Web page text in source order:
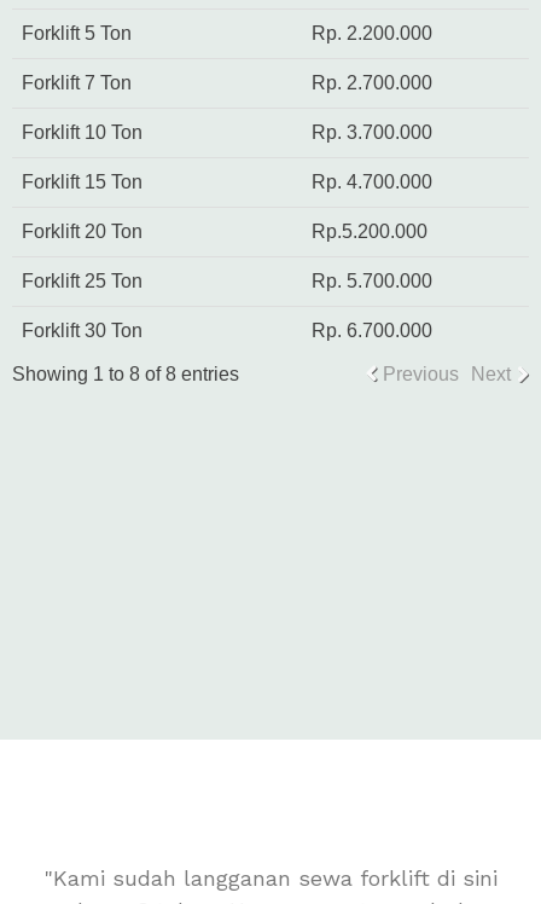
Forklift 5 Ton Rp. 2.200.000
Forklift 7 Ton Rp. 2.700.000
Forklift 10 Ton Rp. 3.700.000
Forklift 15 Ton Rp. 4.700.000
Forklift 20 Ton Rp.5.200.000
Forklift 25 Ton Rp. 5.700.000
Forklift 30 Ton Rp. 6.700.000
Showing 1 to 8 of 8 entries Previous Next
"Kami sudah langganan sewa forklift di sini